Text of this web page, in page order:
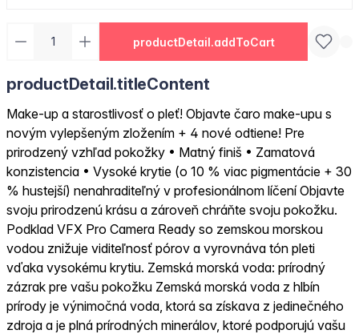
productDetail.addToCart
productDetail.titleContent
Make-up a starostlivosť o pleť! Objavte čaro make-upu s
novým vylepšeným zložením + 4 nové odtiene! Pre
prirodzený vzhľad pokožky • Matný finiš • Zamatová
konzistencia • Vysoké krytie (o 10 % viac pigmentácie + 30
% hustejší) nenahraditeľný v profesionálnom líčení Objavte
svoju prirodzenú krásu a zároveň chráňte svoju pokožku.
Podklad VFX Pro Camera Ready so zemskou morskou
vodou znižuje viditeľnosť pórov a vyrovnáva tón pleti
vďaka vysokému krytiu. Zemská morská voda: prírodný
zázrak pre vašu pokožku Zemská morská voda z hlbín
prírody je výnimočná voda, ktorá sa získava z jedinečného
zdroja a je plná prírodných minerálov, ktoré podporujú vašu